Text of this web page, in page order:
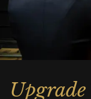
Upgrade